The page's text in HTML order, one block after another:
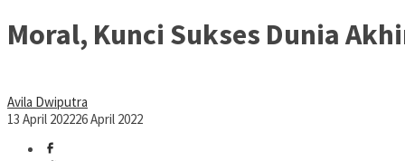
Moral, Kunci Sukses Dunia
Avila Dwiputra
13 April 202226 April 2022